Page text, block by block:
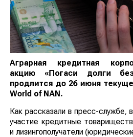
Аграрная кредитная
акцию «Погаси долги
продлится до 26 июня
World of NAN.
Как рассказали в пресс-службе,
участие кредитные
и лизингополучатели